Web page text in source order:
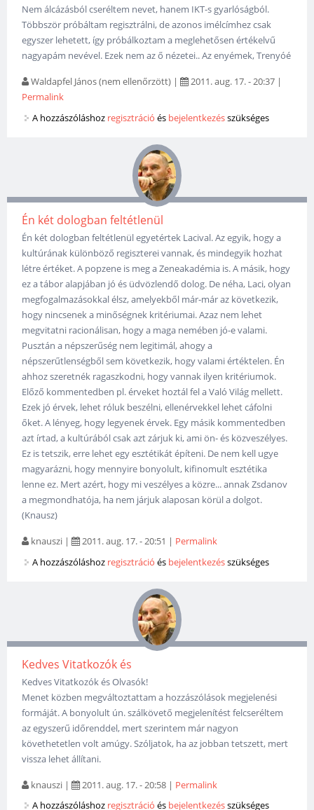
Nem álcázásból cseréltem nevet, hanem IKT-s gyarlóságból.
Többször próbáltam regisztrálni, de azonos imélcímhez csak
egyszer lehetett, így próbálkoztam a meglehetősen értékelvű
nagyapám nevével. Ezek nem az ő nézetei.. Az enyémek, Trenyóé
Waldapfel János (nem ellenőrzött) | 2011. aug. 17. - 20:37 |
Permalink
A hozzászóláshoz regisztráció és bejelentkezésszükséges
Én két dologban feltétlenül
Én két dologban feltétlenül egyetértek Lacival. Az egyik, hogy a
kultúrának különböző regiszterei vannak, és mindegyik hozhat
létre értéket. A popzene is meg a Zeneakadémia is. A másik, hogy
ez a tábor alapjában jó és üdvözlendő dolog. De néha, Laci, olyan
megfogalmazásokkal élsz, amelyekből már-már az következik,
hogy nincsenek a minőségnek kritériumai. Azaz nem lehet
megvitatni racionálisan, hogy a maga nemében jó-e valami.
Pusztán a népszerűség nem legitimál, ahogy a
népszerűtlenségből sem következik, hogy valami értéktelen. Én
ahhoz szeretnék ragaszkodni, hogy vannak ilyen kritériumok.
Előző kommentedben pl. érveket hoztál fel a Való Világ mellett.
Ezek jó érvek, lehet róluk beszélni, ellenérvekkel lehet cáfolni
őket. A lényeg, hogy legyenek érvek. Egy másik kommentedben
azt írtad, a kultúrából csak azt zárjuk ki, ami ön- és közveszélyes.
Ez is tetszik, erre lehet egy esztétikát építeni. De nem kell ugye
magyarázni, hogy mennyire bonyolult, kifinomult esztétika
lenne ez. Mert azért, hogy mi veszélyes a közre... annak Zsdanov
a megmondhatója, ha nem járjuk alaposan körül a dolgot.
(Knausz)
knauszi | 2011. aug. 17. - 20:51 | Permalink
A hozzászóláshoz regisztráció és bejelentkezésszükséges
Kedves Vitatkozók és
Kedves Vitatkozók és Olvasók!
Menet közben megváltoztattam a hozzászólások megjelenési
formáját. A bonyolult ún. szálkövető megjelenítést felcseréltem
az egyszerű időrenddel, mert szerintem már nagyon
követhetetlen volt amúgy. Szóljatok, ha az jobban tetszett, mert
vissza lehet állítani.
knauszi | 2011. aug. 17. - 20:58 | Permalink
A hozzászóláshoz regisztráció és bejelentkezésszükséges